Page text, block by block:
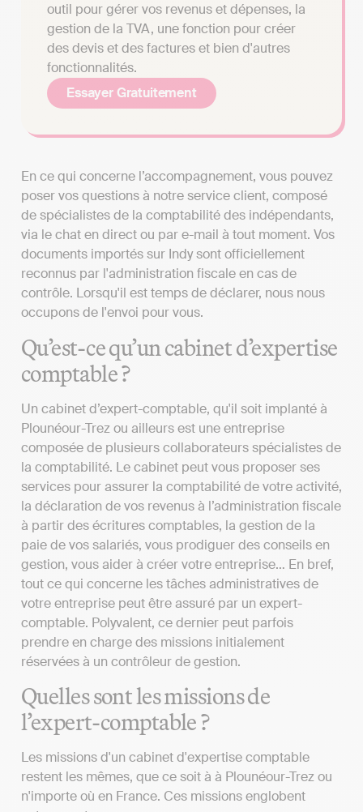
outil pour gérer vos revenus et dépenses, la
gestion de la TVA, une fonction pour créer
des devis et des factures et bien d'autres
fonctionnalités.
Essayer Gratuitement
En ce qui concerne l’accompagnement, vous pouvez
poser vos questions à notre service client, composé
de spécialistes de la comptabilité des indépendants,
via le chat en direct ou par e-mail à tout moment. Vos
documents importés sur Indy sont officiellement
reconnus par l'administration fiscale en cas de
contrôle. Lorsqu'il est temps de déclarer, nous nous
occupons de l'envoi pour vous.
Qu’est-ce qu’un cabinet d’expertise
comptable ?
Un cabinet d’expert-comptable, qu'il soit implanté à
Plounéour-Trez ou ailleurs est une entreprise
composée de plusieurs collaborateurs spécialistes de
la comptabilité. Le cabinet peut vous proposer ses
services pour assurer la comptabilité de votre activité,
la déclaration de vos revenus à l’administration fiscale
à partir des écritures comptables, la gestion de la
paie de vos salariés, vous prodiguer des conseils en
gestion, vous aider à créer votre entreprise… En bref,
tout ce qui concerne les tâches administratives de
votre entreprise peut être assuré par un expert-
comptable. Polyvalent, ce dernier peut parfois
prendre en charge des missions initialement
réservées à un contrôleur de gestion.
Quelles sont les missions de
l’expert-comptable ?
Les missions d'un cabinet d'expertise comptable
restent les mêmes, que ce soit à à Plounéour-Trez ou
n'importe où en France. Ces missions englobent